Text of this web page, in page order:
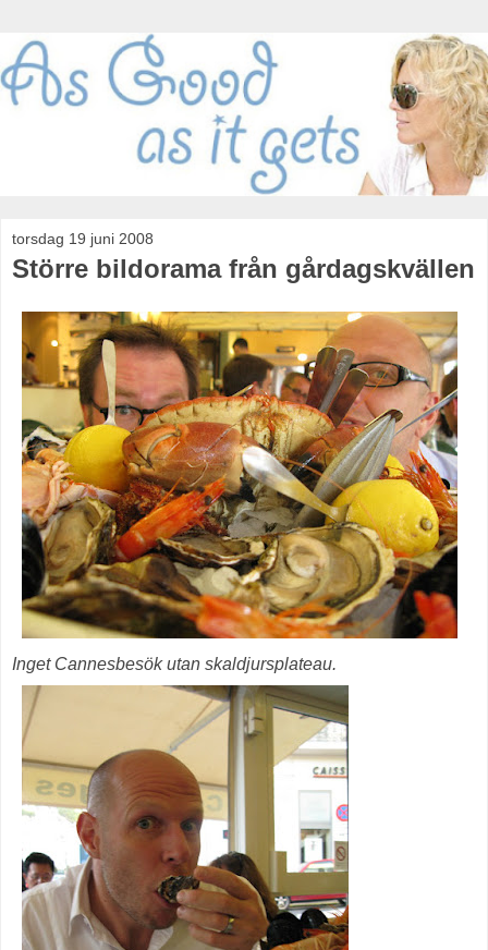
torsdag 19 juni 2008
Större bildorama från gårdagskvällen
Inget Cannesbesök utan skaldjursplateau.